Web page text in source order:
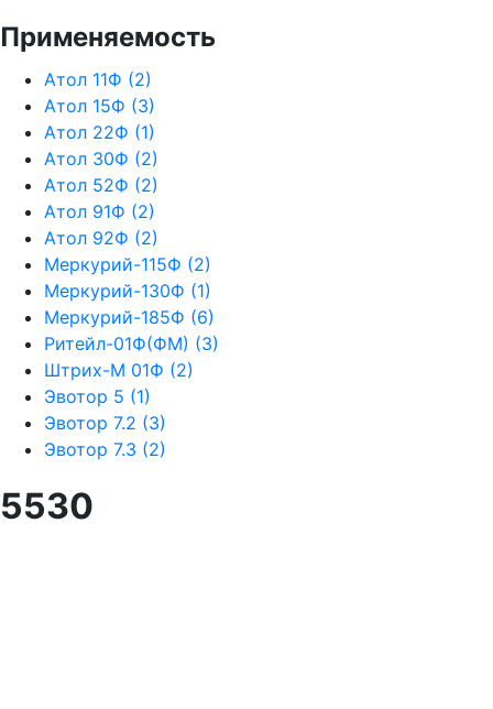
Применяемость
Атол 11Ф (2)
Атол 15Ф (3)
Атол 22Ф (1)
Атол 30Ф (2)
Атол 52Ф (2)
Атол 91Ф (2)
Атол 92Ф (2)
Меркурий-115Ф (2)
Меркурий-130Ф (1)
Меркурий-185Ф (6)
Ритейл-01Ф(ФМ) (3)
Штрих-М 01Ф (2)
Эвотор 5 (1)
Эвотор 7.2 (3)
Эвотор 7.3 (2)
5530